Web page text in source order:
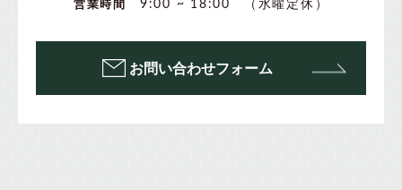
営業時間 9:00 ~ 18:00
お問い合わせフォーム